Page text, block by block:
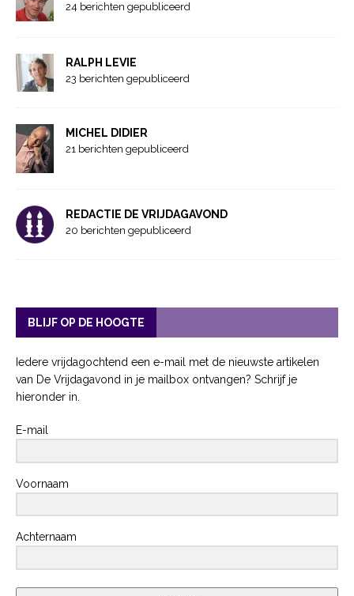
24 berichten gepubliceerd
RALPH LEVIE
23 berichten gepubliceerd
MICHEL DIDIER
21 berichten gepubliceerd
REDACTIE DE VRIJDAGAVOND
20 berichten gepubliceerd
BLIJF OP DE HOOGTE
Iedere vrijdagochtend een e-mail met de nieuwste artikelen
van De Vrijdagavond in je mailbox ontvangen? Schrijf je
hieronder in.
E-mail
Voornaam
Achternaam